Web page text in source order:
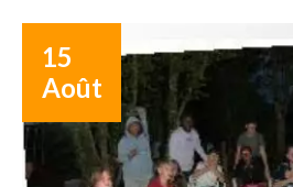
15
Août